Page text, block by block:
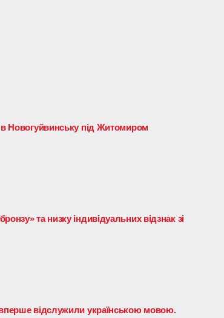
Новогуйвинську під Житомиром
та низку індивідуальних відзнак зі
відслужили українською мовою.